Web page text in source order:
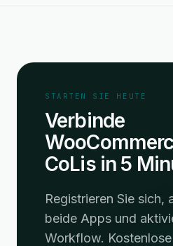
STARTEN SIE HEUTE
Verbinde
CoLis in 5
Registrieren Sie sich,
beide Apps und
Workflow.